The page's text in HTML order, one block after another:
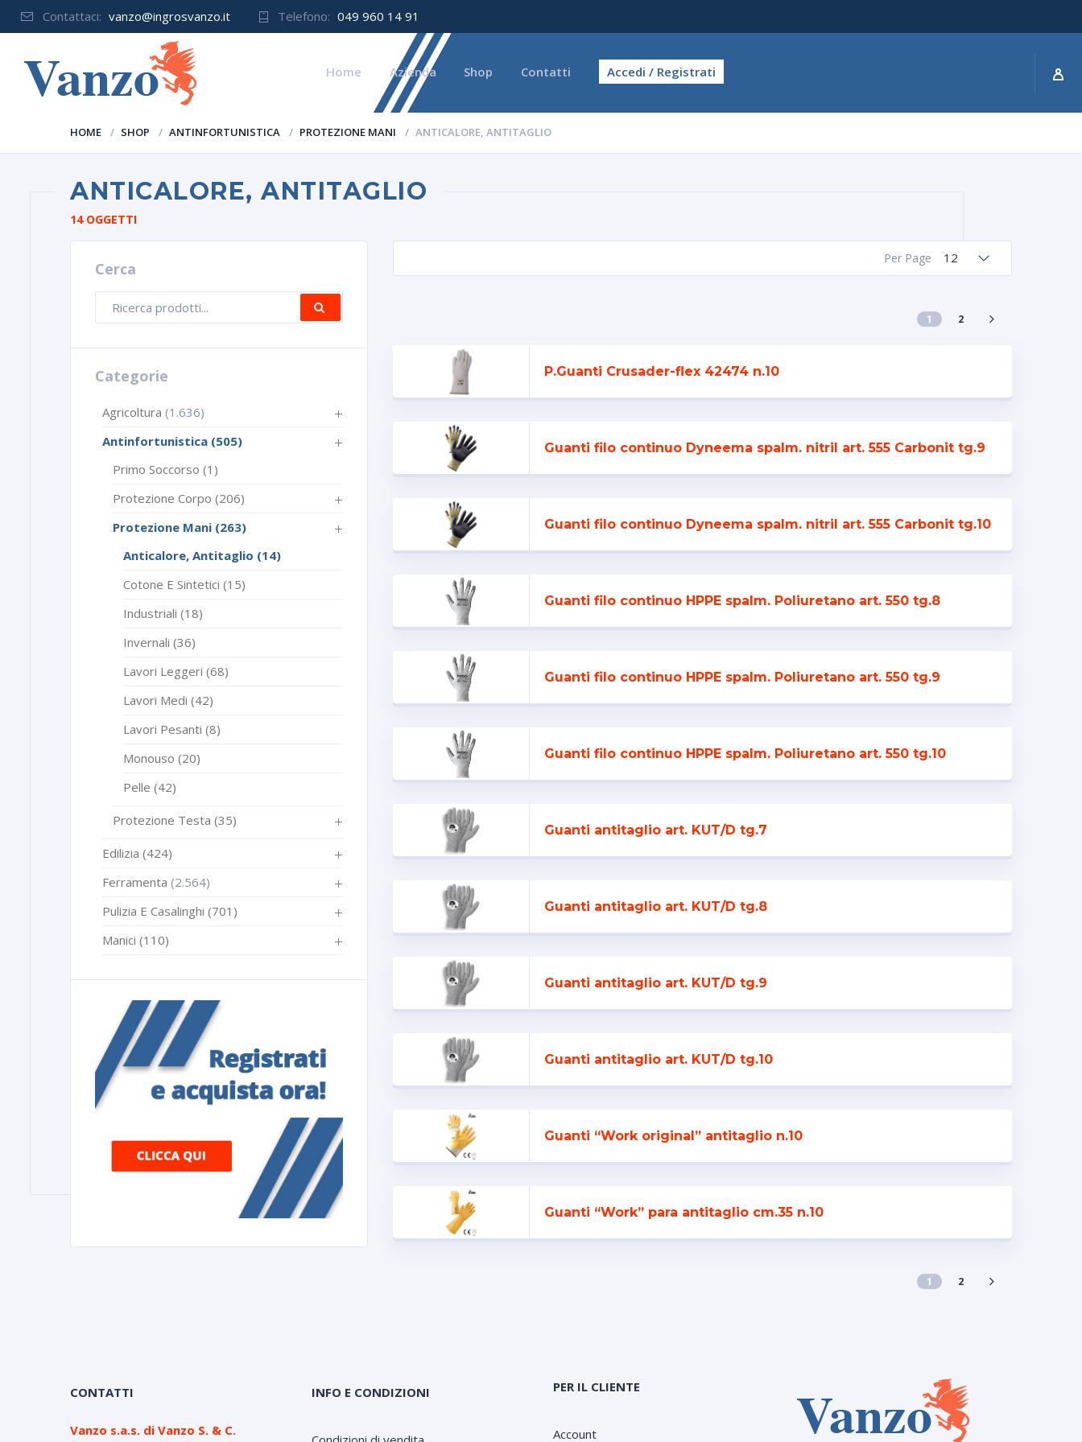
Contattaci: vanzo@ingrosvanzo.it Telefono: 049 960 14 91
Home Azienda Shop Contatti Accedi / Registrati
HOME SHOP ANTINFORTUNISTICA PROTEZIONE MANI ANTICALORE, ANTITAGLIO
ANTICALORE, ANTITAGLIO
14 OGGETTI
Cerca
prodotti
Categorie
Agricoltura (1.636)
Antinfortunistica (505)
Primo Soccorso (1)
Protezione Corpo (206)
Protezione Mani (263)
Anticalore, Antitaglio (14)
Cotone E Sintetici (15)
Industriali (18)
Invernali (36)
Lavori Leggeri (68)
Lavori Medi (42)
Lavori Pesanti (8)
Monouso (20)
Pelle (42)
Protezione Testa (35)
Edilizia (424)
Ferramenta (2.564)
Pulizia E Casalinghi (701)
Manici (110)
Per Page 12
1 2
P.Guanti Crusader-flex 42474 n.10
Guanti filo continuo Dyneema spalm. nitril art. 555 Carbonit tg.9
Guanti filo continuo Dyneema spalm. nitril art. 555 Carbonit tg.10
Guanti filo continuo HPPE spalm. Poliuretano art. 550 tg.8
Guanti filo continuo HPPE spalm. Poliuretano art. 550 tg.9
Guanti filo continuo HPPE spalm. Poliuretano art. 550 tg.10
Guanti antitaglio art. KUT/D tg.7
Guanti antitaglio art. KUT/D tg.8
Guanti antitaglio art. KUT/D tg.9
Guanti antitaglio art. KUT/D tg.10
Guanti “Work original” antitaglio n.10
Guanti “Work” para antitaglio cm.35 n.10
1 2
CONTATTI
Vanzo s.a.s. di Vanzo S. & C.
INFO E CONDIZIONI PER IL CLIENTE
Account